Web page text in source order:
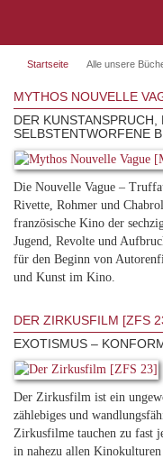
Startseite Alle unsere
MYTHOS NOUVELLE
DER
SELBSTENTWORFENE
Die Nouvelle Vague –
Rivette, Rohmer und
französische Kino der
Jugend, Revolte und
für den Beginn von
und Kunst im Kino.
DER ZIRKUSFILM [ZFS
EXOTISMUS –
Der Zirkusfilm ist ein
zählebiges und
Zirkusfilme tauchen zu fast
in nahezu allen